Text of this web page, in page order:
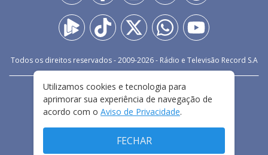
Todos os direitos reservados - 2009-2026- Rádio e Televisão Record S.A
FALE CONOSCO
PRIVACIDADE
TERMOS E CONDIÇÕES DE USO
Utilizamos cookies e tecnologia para
aprimorar sua experiência de navegação de
acordo com o Aviso de Privacidade.
FECHAR